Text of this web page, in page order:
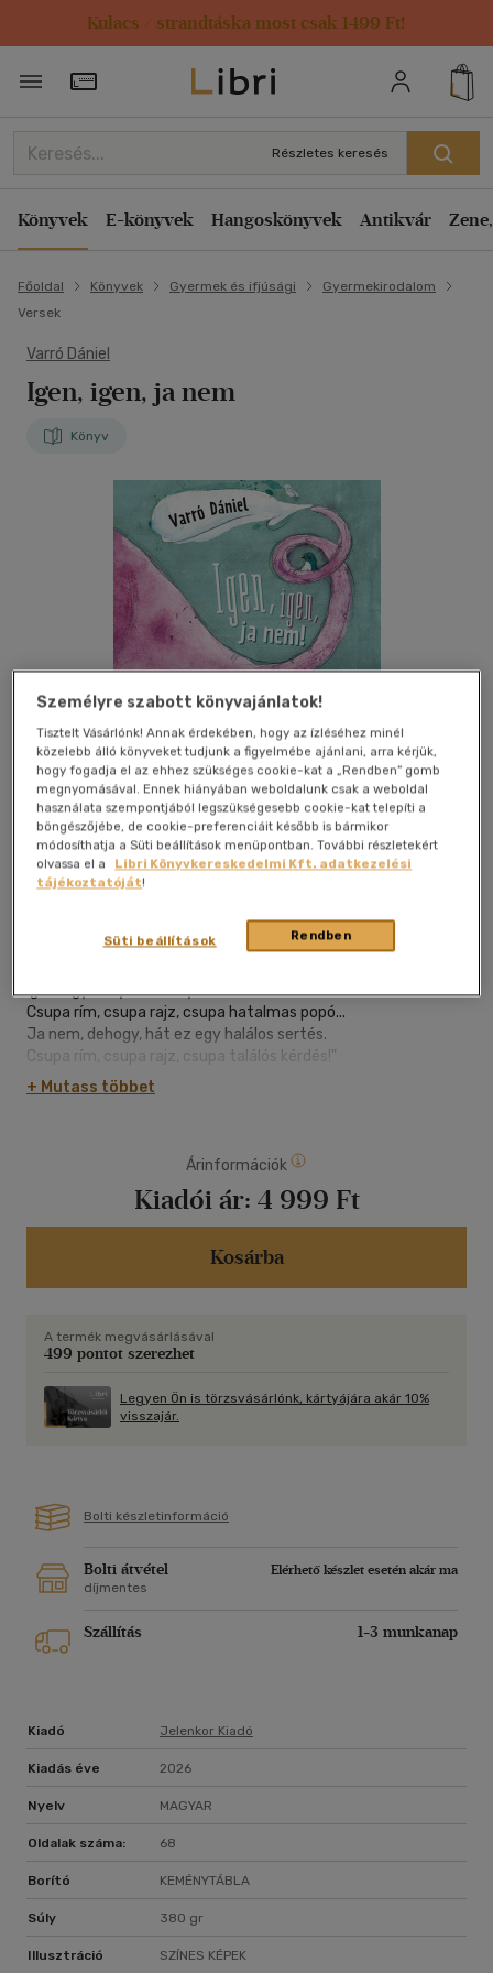
Kulacs / strandtáska most csak 1499 Ft!
Törzsvásárlói Kártya adatai
Részletes keresés
Könyvek E-könyvek Hangoskönyvek Antikvár
Főoldal Könyvek Gyermek és ifjúsági
Gyermekirodalom
Versek
Varró Dániel
Igen, igen, ja nem
Könyv
Beleolvasok Kívánságlistához adom Megosztom
Jelenkor Kiadó|2026|magyar nyelvű|keménytábla|
"Ez itt egy rózsaszín elefánt hátulja.
Igen, egy könyvön, mely elolvasható.
Csupa rím, csupa rajz, csupa hatalmas popó...
Ja nem, dehogy, hát ez egy halálos sertés.
Csupa rím, csupa rajz, csupa találós kérdés!"
A szülők és gyerekek Varró Dániel Nem, nem, hanem című
állítás között azt, amelyik téves? Pedig olyan jól rímel!
Az Igen, igen, ja nem - ahogy a szerzőtől már megszokhattuk
- sziporkázó játék nyelvvel és képzelőerővel óvodásoknak és
+ Mutass többet
Árinformációk
Kiadói ár: 4 999 Ft
Kosárba
A termék megvásárlásával
499 pontot szerezhet
Legyen Ön is törzsvásárlónk, kártyájára akár 10%
visszajár.
Bolti készletinformáció
Bolti átvétel
Elérhető készlet esetén akár ma
díjmentes
Szállítás 1-3 munkanap
Kiadó Jelenkor Kiadó
Kiadás éve 2026
Nyelv MAGYAR
Oldalak száma: 68
Borító KEMÉNYTÁBLA
Súly 380 gr
Illusztráció SZÍNES KÉPEK
Személyre szabott könyvajánlatok!
Tisztelt Vásárlónk! Annak érdekében, hogy az ízléséhez minél
közelebb álló könyveket tudjunk a figyelmébe ajánlani, arra kérjük,
hogy fogadja el az ehhez szükséges cookie-kat a „Rendben” gomb
megnyomásával. Ennek hiányában weboldalunk csak a weboldal
használata szempontjából legszükségesebb cookie-kat telepíti a
böngészőjébe, de cookie-preferenciáit később is bármikor
módosíthatja a Süti beállítások menüpontban. További részletekért
olvassa el a
Libri Könyvkereskedelmi Kft. adatkezelési
tájékoztatóját!
Rendben
Süti beállítások